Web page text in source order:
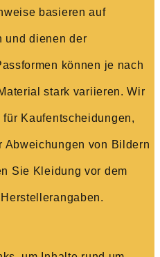
basieren auf
und dienen der
können je nach
stark variieren. Wir
Kaufentscheidungen,
Abweichungen von Bildern
Sie Kleidung vor dem